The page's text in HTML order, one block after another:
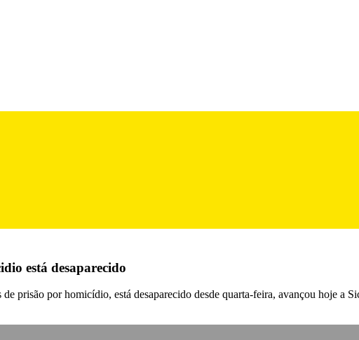
está desaparecido
prisão por homicídio, está desaparecido desde quarta-feira, avançou hoje a